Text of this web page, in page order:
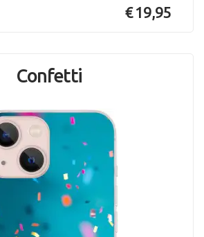
€ 19,95
Confetti